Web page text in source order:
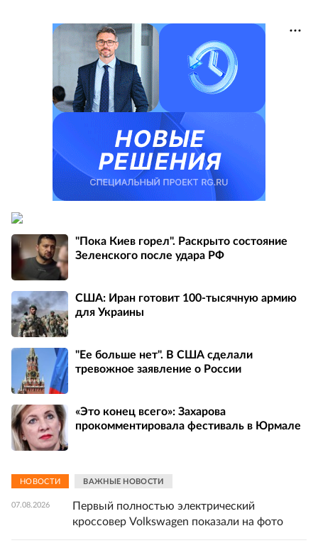
"Пока Киев горел". Раскрыто состояние
Зеленского после удара РФ
США: Иран готовит 100-тысячную армию
для Украины
"Ее больше нет". В США сделали
тревожное заявление о России
«Это конец всего»: Захарова
прокомментировала фестиваль в Юрмале
НОВОСТИ ВАЖНЫЕ НОВОСТИ
07.08.2026
Первый полностью электрический
кроссовер Volkswagen показали на фото